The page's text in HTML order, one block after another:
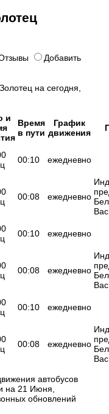
Добавить
на сегодня,
и
Время
в пути
График
движения
00:10 ежедневно
00:08 ежедневно
00:10 ежедневно
00:08 ежедневно
00:10 ежедневно
00:08 ежедневно
автобусов
на 21 Июня,
обновлений